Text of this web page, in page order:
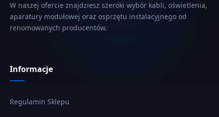
W naszej ofercie znajdziesz szeroki wybór kabli, oświetlenia,
aparatury modułowej oraz osprzętu instalacyjnego od
renomowanych producentów.
Informacje
Regulamin Sklepu